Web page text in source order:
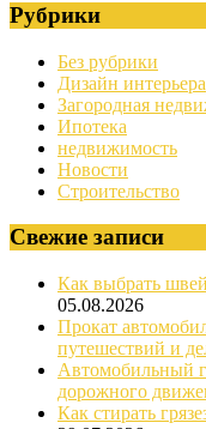
Рубрики
Без рубрики
Дизайн интерьера
Загородная
Ипотека
недвижимость
Новости
Строительство
Свежие записи
Как выбрать
05.08.2026
Прокат
путешествий и
Автомобильный
дорожного
Как стирать